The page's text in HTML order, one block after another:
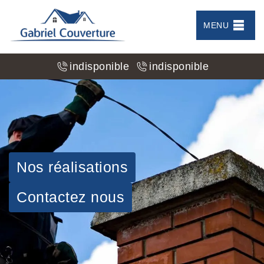
MENU
indisponible indisponible
Nos réalisations
Contactez nous